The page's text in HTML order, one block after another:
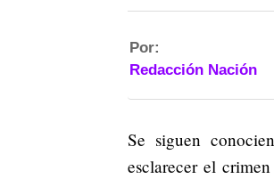
Por:
Redacción Nación
Se siguen
esclarecer el